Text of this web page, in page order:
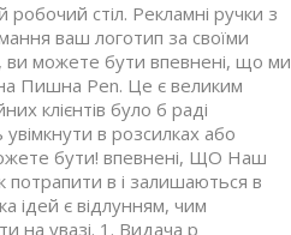
стіл. Рекламні ручки з
ваш логотип за своїми
ви можете бути впевнені, що ми
Пишна Pen. Це є великим
клієнтів було б раді
в розсилках або
бути! впевнені, ЩО Наш
в і залишаються в
ідей є відлунням, чим
на увазі. 1. Видача р